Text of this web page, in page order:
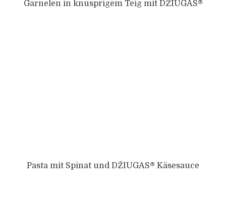
Garnelen in knusprigem Teig mit DŽIUGAS®
Pasta mit Spinat und DŽIUGAS® Käsesauce